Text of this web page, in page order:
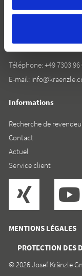
MENTIONS LÉGALES
PROTECTION DES
D-89257 Illertissen
Téléphone: +49 7303 96
E-mail:
Informations
Recherche de
Contact
Actuel
Service client
© 2026 Josef Kränzle